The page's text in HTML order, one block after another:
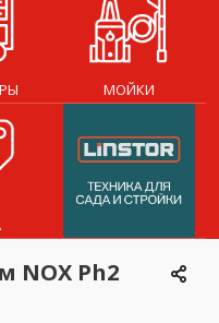
МОЙКИ
NOX Ph2